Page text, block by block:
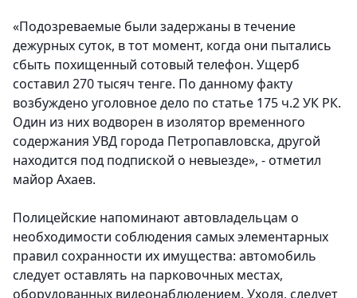
«Подозреваемые были задержаны в течение
дежурных суток, в тот момент, когда они пытались
сбыть похищенный сотовый телефон. Ущерб
составил 270 тысяч тенге. По данному факту
возбуждено уголовное дело по статье 175 ч.2 УК РК.
Один из них водворен в изолятор временного
содержания УВД города Петропавловска, другой
находится под подпиской о невыезде», - отметил
майор Ахаев.
Полицейские напоминают автовладельцам о
необходимости соблюдения самых элементарных
правил сохранности их имущества: автомобиль
следует оставлять на парковочных местах,
оборудованных видеонаблюдением. Уходя, следует